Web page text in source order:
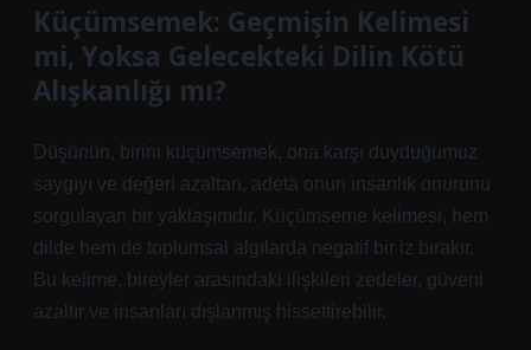
Küçümsemek: Geçmişin Kelimesi
mi, Yoksa Gelecekteki Dilin Kötü
Alışkanlığı mı?
Düşünün, birini küçümsemek, ona karşı duyduğumuz
saygıyı ve değeri azaltan, adeta onun insanlık onurunu
sorgulayan bir yaklaşımdır. Küçümseme kelimesi, hem
dilde hem de toplumsal algılarda negatif bir iz bırakır.
Bu kelime, bireyler arasındaki ilişkileri zedeler, güveni
azaltır ve insanları dışlanmış hissettirebilir.